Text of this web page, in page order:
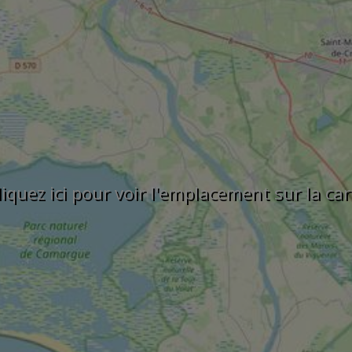
ici pour voir l'emplacement sur la